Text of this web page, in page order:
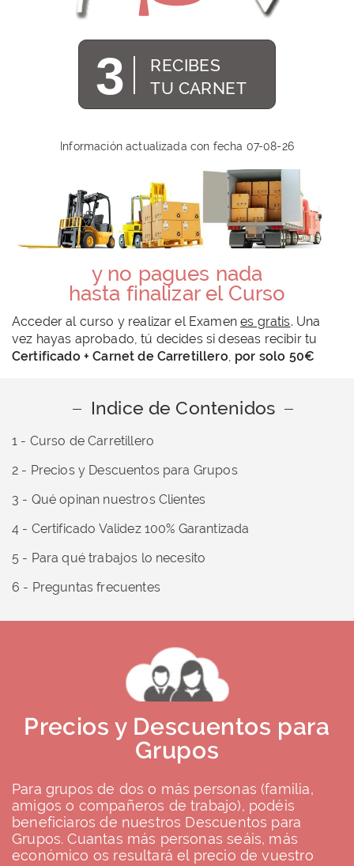
3
RECIBES
TU CARNET
Información actualizada con fecha 07-08-26
y no pagues nada
hasta finalizar el Curso
Acceder al curso y realizar el Examenes gratis. Una
vez hayas aprobado, tú decides si deseas recibir tu
Certificado +Carnet de Carretillero por solo 50€
Indice de Contenidos
1 - Curso de Carretillero
2 - Precios y Descuentos para Grupos
3 - Qué opinan nuestros Clientes
4 - Certificado Validez 100% Garantizada
5 - Para qué trabajos lo necesito
6 - Preguntas frecuentes
Precios y Descuentos para
Grupos
Para grupos de dos o más personas (familia,
amigos o compañeros de trabajo), podéis
beneficiaros de nuestros Descuentos para
Grupos. Cuantas más personas seáis, más
económico os resultará el precio de vuestro